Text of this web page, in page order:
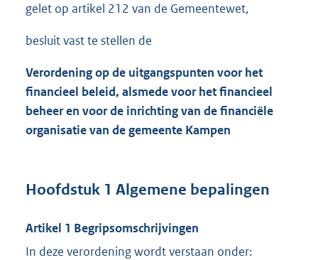
gelet op artikel 212 van de Gemeentewet,
besluit vast te stellen de
Verordening op de uitgangspunten voor het
financieel beleid, alsmede voor het financieel
beheer en voor de inrichting van de financiële
organisatie van de gemeente Kampen
Hoofdstuk 1 Algemene bepalingen
Artikel 1 Begripsomschrijvingen
In deze verordening wordt verstaan onder: